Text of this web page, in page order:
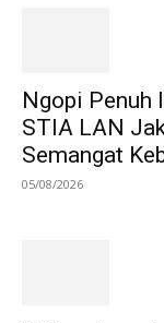
Ngopi Penuh
STIA LAN
Semangat
05/08/2026